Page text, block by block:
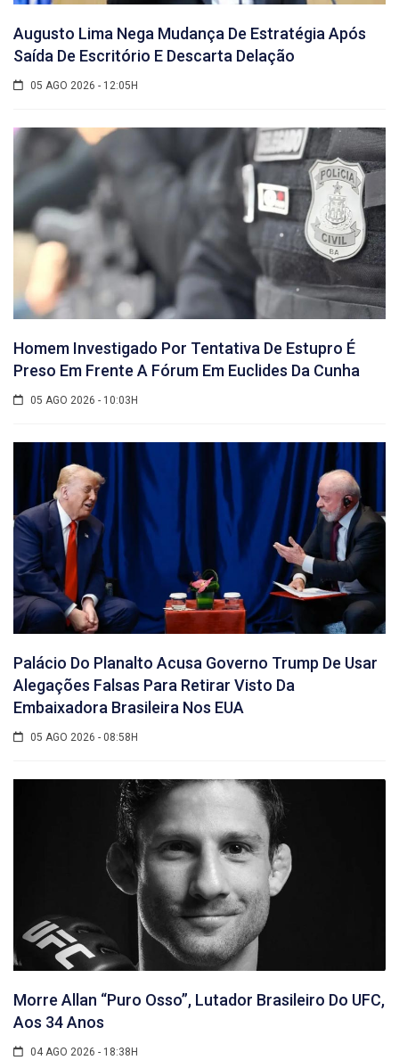
Augusto Lima Nega Mudança De Estratégia Após
Saída De Escritório E Descarta Delação
05 AGO 2026 - 12:05H
Homem Investigado Por Tentativa De Estupro É
Preso Em Frente A Fórum Em Euclides Da Cunha
05 AGO 2026 - 10:03H
Palácio Do Planalto Acusa Governo Trump De Usar
Alegações Falsas Para Retirar Visto Da
Embaixadora Brasileira Nos EUA
05 AGO 2026 - 08:58H
Morre Allan “Puro Osso”, Lutador Brasileiro Do UFC,
Aos 34 Anos
04 AGO 2026 - 18:38H